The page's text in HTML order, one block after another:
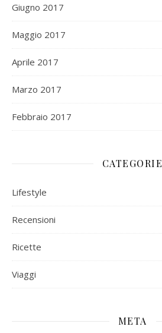
Giugno 2017
Maggio 2017
Aprile 2017
Marzo 2017
Febbraio 2017
CATEGORIE
Lifestyle
Recensioni
Ricette
Viaggi
META